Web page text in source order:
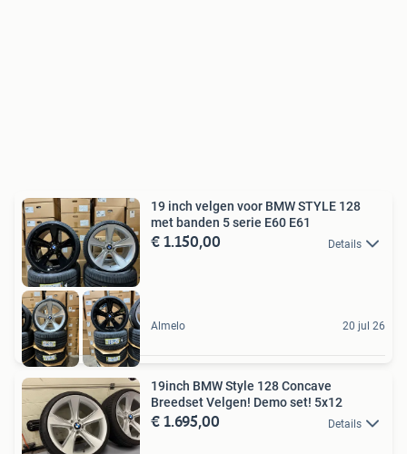
19 inch velgen voor BMW STYLE 128
met banden 5 serie E60 E61
€ 1.150,00 Details
Almelo 20 jul 26
19inch BMW Style 128 Concave
Breedset Velgen! Demo set! 5x12
€ 1.695,00 Details